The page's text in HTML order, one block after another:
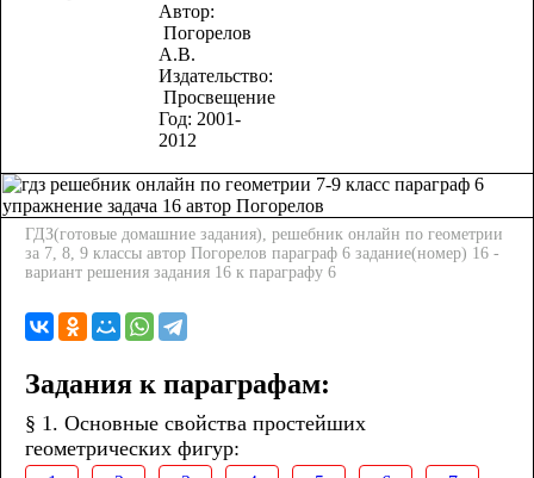
Автор:
Погорелов
А.В.
Издательство:
Просвещение
Год: 2001-
2012
ГДЗ(готовые домашние задания), решебник онлайн по геометрии
за 7, 8, 9 классы автор Погорелов параграф 6 задание(номер) 16 -
вариант решения задания 16 к параграфу 6
Задания к параграфам:
§ 1. Основные свойства простейших
геометрических фигур: